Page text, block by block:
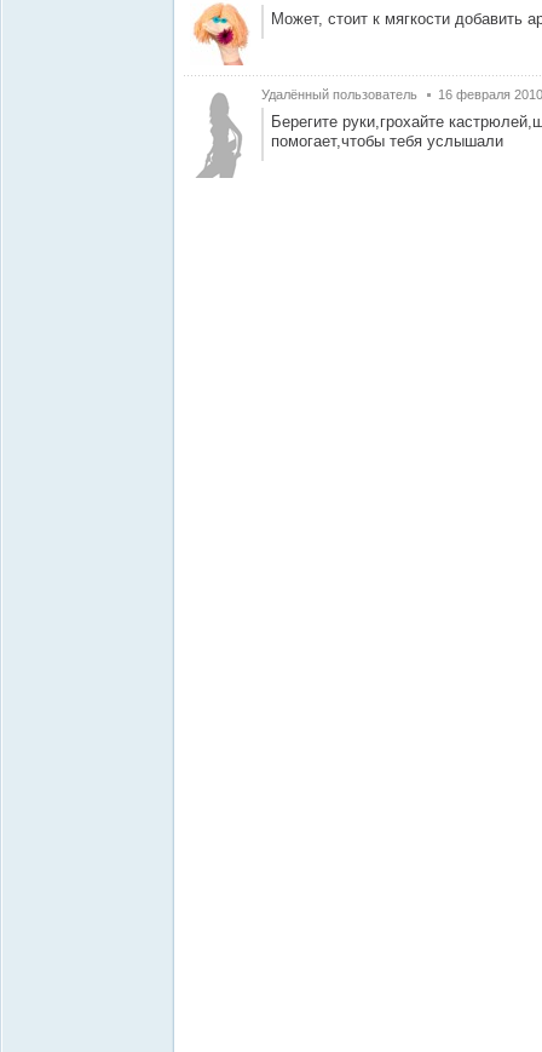
Может, стоит к мягкости добавить
Удалённый пользователь 16 февраля
Берегите руки,грохайте
помогает,чтобы тебя услышали